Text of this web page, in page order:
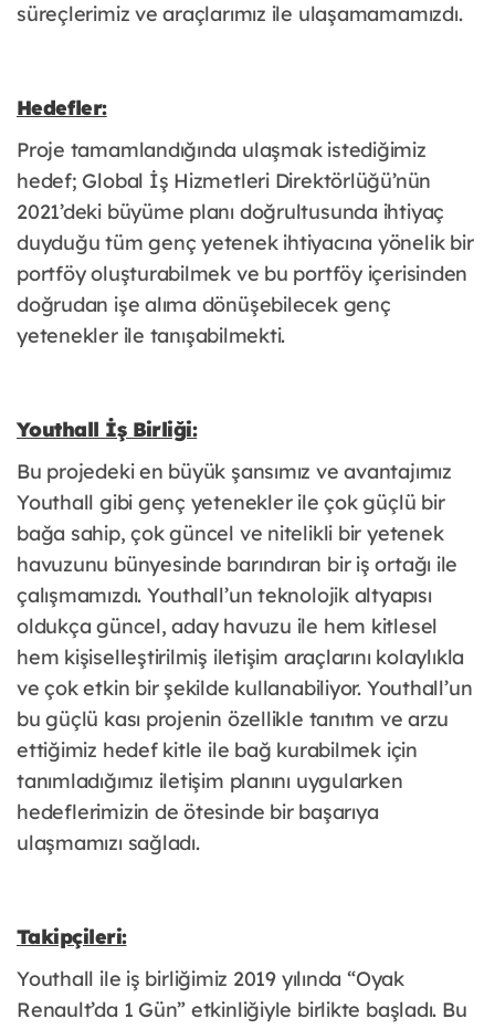
süreçlerimiz ve araçlarımız ile ulaşamamamızdı.
Hedefler:
Proje tamamlandığında ulaşmak istediğimiz
hedef; Global İş Hizmetleri Direktörlüğü’nün
2021’deki büyüme planı doğrultusunda ihtiyaç
duyduğu tüm genç yetenek ihtiyacına yönelik bir
portföy oluşturabilmek ve bu portföy içerisinden
doğrudan işe alıma dönüşebilecek genç
yetenekler ile tanışabilmekti.
Youthall İş Birliği:
Bu projedeki en büyük şansımız ve avantajımız
Youthall gibi genç yetenekler ile çok güçlü bir
bağa sahip, çok güncel ve nitelikli bir yetenek
havuzunu bünyesinde barındıran bir iş ortağı ile
çalışmamızdı. Youthall’un teknolojik altyapısı
oldukça güncel, aday havuzu ile hem kitlesel
hem kişiselleştirilmiş iletişim araçlarını kolaylıkla
ve çok etkin bir şekilde kullanabiliyor. Youthall’un
bu güçlü kası projenin özellikle tanıtım ve arzu
ettiğimiz hedef kitle ile bağ kurabilmek için
tanımladığımız iletişim planını uygularken
hedeflerimizin de ötesinde bir başarıya
ulaşmamızı sağladı.
Takipçileri:
Youthall ile iş birliğimiz 2019 yılında “Oyak
Renault’da 1 Gün” etkinliğiyle birlikte başladı. Bu